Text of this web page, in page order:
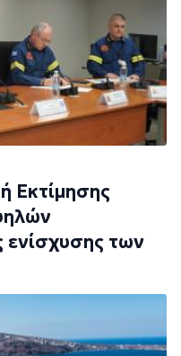
Εκτίμησης
ενίσχυσης των